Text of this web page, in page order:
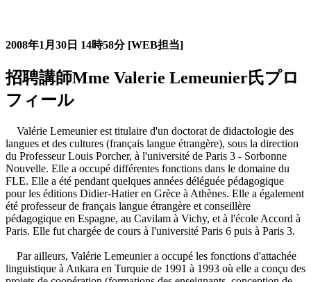
2008年1月30日 14時58分 [WEB担当]
招聘講師Mme Valerie Lemeunier氏プロ
フィール
Valérie Lemeunier est titulaire d'un doctorat de didactologie des
langues et des cultures (français langue étrangère), sous la direction
du Professeur Louis Porcher, à l'université de Paris 3 - Sorbonne
Nouvelle. Elle a occupé différentes fonctions dans le domaine du
FLE. Elle a été pendant quelques années déléguée pédagogique
pour les éditions Didier-Hatier en Grèce à Athènes. Elle a également
été professeur de français langue étrangère et conseillère
pédagogique en Espagne, au Cavilam à Vichy, et à l'école Accord à
Paris. Elle fut chargée de cours à l'université Paris 6 puis à Paris 3.
Par ailleurs, Valérie Lemeunier a occupé les fonctions d'attachée
linguistique à Ankara en Turquie de 1991 à 1993 où elle a conçu des